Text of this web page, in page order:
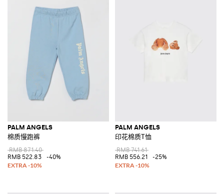
PALM ANGELS
棉质慢跑裤
RMB 871.40
RMB 522.83
-40%
PALM ANGELS
印花棉质T恤
RMB 741.61
RMB 556.21
-25%